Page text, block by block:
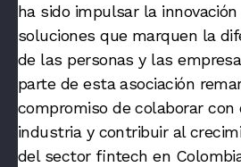
ha sido impulsar la
soluciones que marquen la
de las personas y las
parte de esta asociación
compromiso de colaborar
industria y contribuir al
del sector fintech en